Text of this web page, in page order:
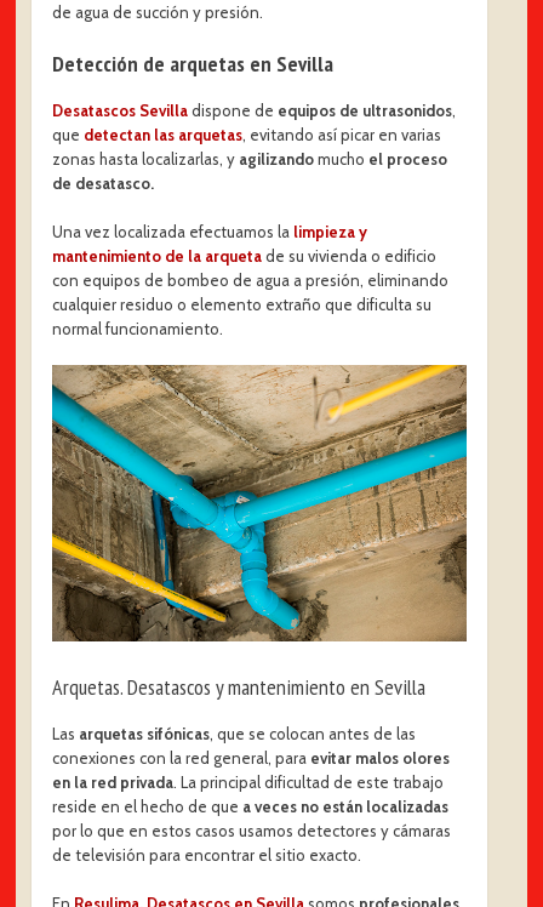
de agua de succión y presión.
Detección de arquetas en Sevilla
Desatascos Sevilladispone de equipos de ultrasonidos,
que detectan las arquetas, evitando así picar en varias
zonas hasta localizarlas, y agilizandomucho el proceso
de desatasco.
Una vez localizada efectuamos la limpieza y
mantenimiento de la arquetade su vivienda o edificio
con equipos de bombeo de agua a presión, eliminando
cualquier residuo o elemento extraño que dificulta su
normal funcionamiento.
Arquetas. Desatascos y mantenimiento en Sevilla
Las arquetas sifónicas, que se colocan antes de las
conexiones con la red general, para evitar malos olores
en la red privada. La principal dificultad de este trabajo
reside en el hecho de que a veces no están localizadas
por lo que en estos casos usamos detectores y cámaras
de televisión para encontrar el sitio exacto.
En Resulima, Desatascos en Sevillasomos profesionales